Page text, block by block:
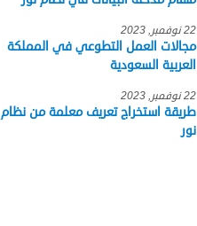
22 نوفمبر, 2023
مجالات العمل التطوعي في المملكة
العربية السعودية
22 نوفمبر, 2023
طريقة استخراج تعريف معلمة من نظام
نور